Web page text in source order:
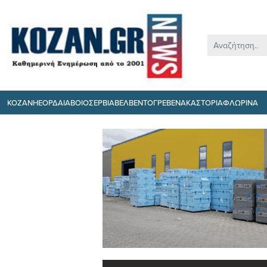
ΚΟΖΑΝΗΕΟΡΔΑΙΑΒΟΙΟΣΕΡΒΙΑΒΕΛΒΕΝΤΟΓΡΕΒΕΝΑΚΑΣΤΟΡΙΑΦΛΩΡΙΝΑ